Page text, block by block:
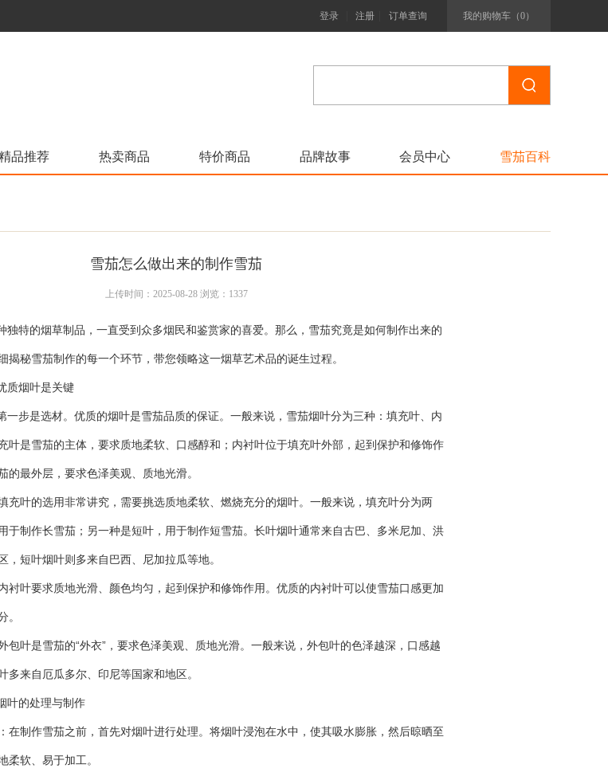
登录 注册 订单查询 我的购物车（0）
品推荐 热卖商品 特价商品 品牌故事 会员中心 雪茄百科
雪茄怎么做出来的制作雪茄
上传时间：2025-08-28 浏览：1337
独特的烟草制品，一直受到众多烟民和鉴赏家的喜爱。那么，雪茄究竟是如何制作出来的
揭秘雪茄制作的每一个环节，带您领略这一烟草艺术品的诞生过程。
质烟叶是关键
一步是选材。优质的烟叶是雪茄品质的保证。一般来说，雪茄烟叶分为三种：填充叶、内
叶是雪茄的主体，要求质地柔软、口感醇和；内衬叶位于填充叶外部，起到保护和修饰作
的最外层，要求色泽美观、质地光滑。
充叶的选用非常讲究，需要挑选质地柔软、燃烧充分的烟叶。一般来说，填充叶分为两
于制作长雪茄；另一种是短叶，用于制作短雪茄。长叶烟叶通常来自古巴、多米尼加、洪
，短叶烟叶则多来自巴西、尼加拉瓜等地。
衬叶要求质地光滑、颜色均匀，起到保护和修饰作用。优质的内衬叶可以使雪茄口感更加
。
包叶是雪茄的“外衣”，要求色泽美观、质地光滑。一般来说，外包叶的色泽越深，口感越
多来自厄瓜多尔、印尼等国家和地区。
叶的处理与制作
在制作雪茄之前，首先对烟叶进行处理。将烟叶浸泡在水中，使其吸水膨胀，然后晾晒至
柔软、易于加工。